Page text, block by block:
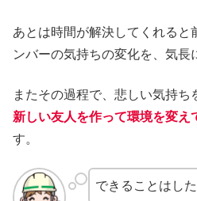
あとは時間が解決してくれると
ンバーの気持ちの変化を、気長
またその過程で、悲しい気持ち
新しい友人を作って環境を変え
す。
できることはし